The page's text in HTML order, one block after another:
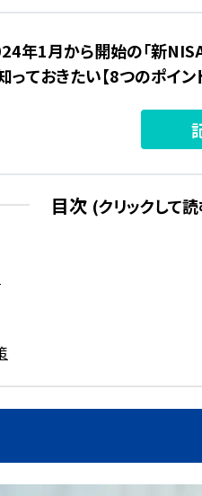
年1月から開始の「新
っておきたい【8つのポイン
目次